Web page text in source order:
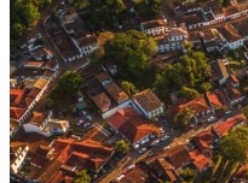
Luftqualität in Gebäuden